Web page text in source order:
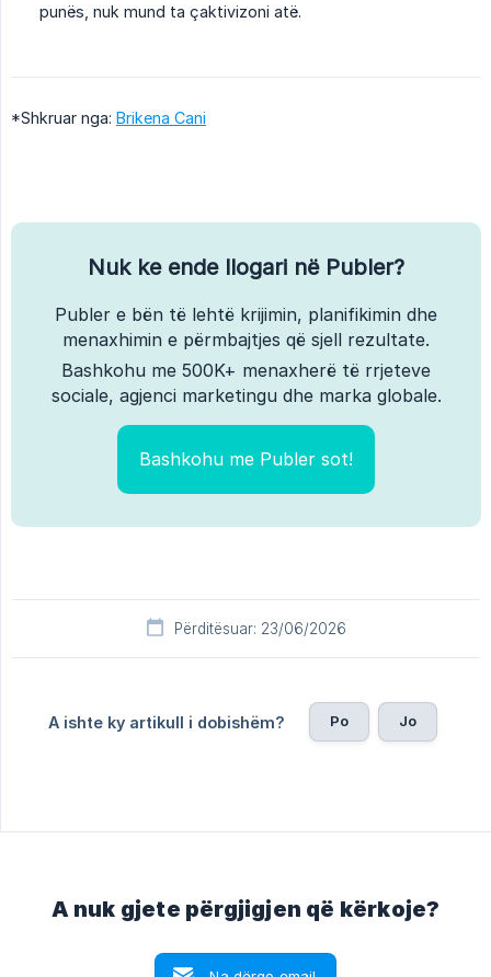
punës, nuk mund ta çaktivizoni atë.
*Shkruar nga: Brikena Cani
Nuk ke ende llogari në Publer?
Publer e bën të lehtë krijimin, planifikimin dhe
menaxhimin e përmbajtjes që sjell rezultate.
Bashkohu me 500K+ menaxherë të rrjeteve
sociale, agjenci marketingu dhe marka globale.
Bashkohu me Publer sot!
Përditësuar: 23/06/2026
A ishte ky artikull i dobishëm? Po Jo
A nuk gjete përgjigjen që kërkoje?